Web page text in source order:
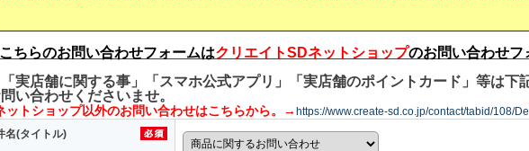
ちらのお問い合わせフォームはクリエイトSDネットショップのお問い合わせフ
実店舗に関する事」「スマホ公式アプリ」「実店舗のポイントカード」等は下
い合わせくださいませ。
ットショップ以外のお問い合わせはこちらから。→ https://www.create-sd.co.jp/contact/tabid/108/
名(タイトル)